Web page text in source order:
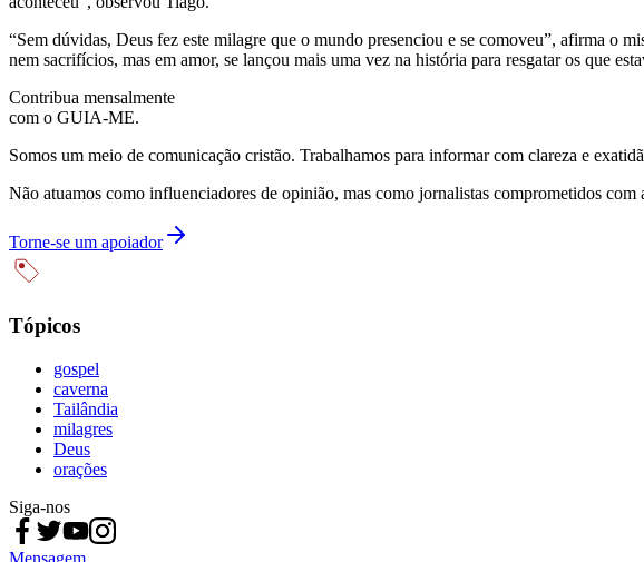
“Sem dúvidas, Deus fez este milagre que o mundo presenciou e se comoveu”, afirma o
nem sacrifícios, mas em amor, se lançou mais uma vez na história para resgatar os que
Contribua mensalmente
com o GUIA-ME.
Somos um meio de comunicação cristão. Trabalhamos para informar com clareza e
Não atuamos como influenciadores de opinião, mas como jornalistas comprometidos
Torne-se um apoiador
Tópicos
gospel
caverna
Tailândia
milagres
Deus
orações
Siga-nos
Mensagem